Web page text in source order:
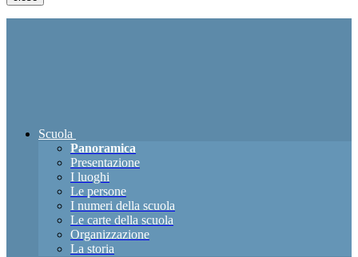
Scuola
Panoramica
Presentazione
I luoghi
Le persone
I numeri della scuola
Le carte della scuola
Organizzazione
La storia